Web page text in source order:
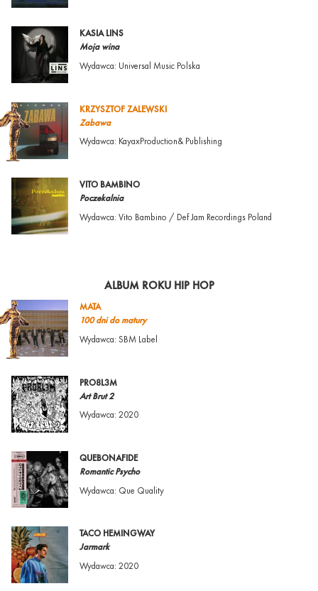
KASIA LINS
Moja wina
Wydawca: Universal Music Polska
KRZYSZTOF ZALEWSKI
Zabawa
Wydawca: KayaxProduction& Publishing
VITO BAMBINO
Poczekalnia
Wydawca: Vito Bambino / Def Jam Recordings Poland
ALBUM ROKU HIP HOP
MATA
100 dni do matury
Wydawca: SBM Label
PRO8L3M
Art Brut 2
Wydawca: 2020
QUEBONAFIDE
Romantic Psycho
Wydawca: Que Quality
TACO HEMINGWAY
Jarmark
Wydawca: 2020